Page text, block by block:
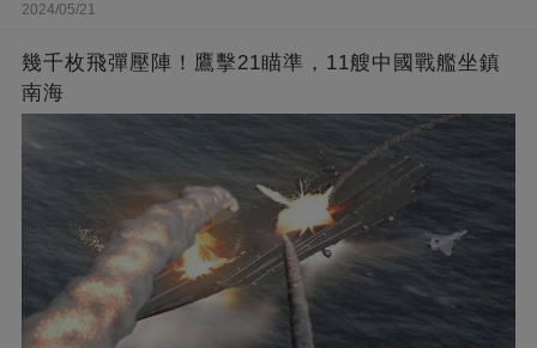
2024/05/21
幾千枚飛彈壓陣！鷹擊21瞄準，11艘中國戰艦坐鎮
南海